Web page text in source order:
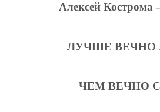
Алексей
ЛУЧШЕ ВЕЧНО
ЧЕМ ВЕЧНО